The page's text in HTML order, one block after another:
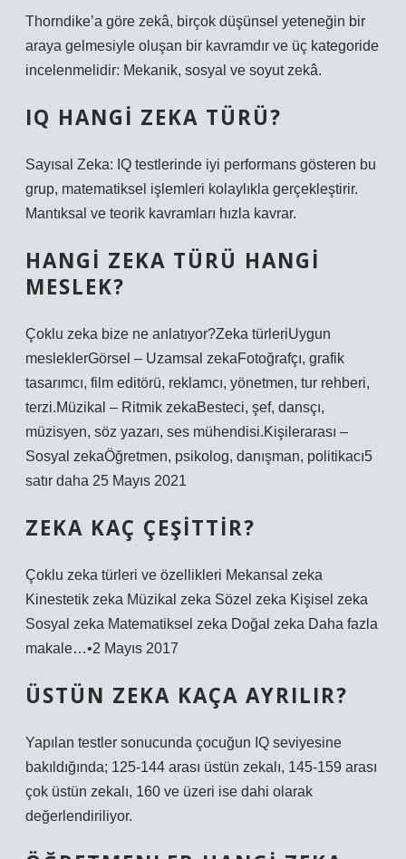
Thorndike’a göre zekâ, birçok düşünsel yeteneğin bir
araya gelmesiyle oluşan bir kavramdır ve üç kategoride
incelenmelidir: Mekanik, sosyal ve soyut zekâ.
IQ HANGI ZEKA TÜRÜ?
Sayısal Zeka: IQ testlerinde iyi performans gösteren bu
grup, matematiksel işlemleri kolaylıkla gerçekleştirir.
Mantıksal ve teorik kavramları hızla kavrar.
HANGI ZEKA TÜRÜ HANGI
MESLEK?
Çoklu zeka bize ne anlatıyor?Zeka türleriUygun
mesleklerGörsel – Uzamsal zekaFotoğrafçı, grafik
tasarımcı, film editörü, reklamcı, yönetmen, tur rehberi,
terzi.Müzikal – Ritmik zekaBesteci, şef, dansçı,
müzisyen, söz yazarı, ses mühendisi.Kişilerarası –
Sosyal zekaÖğretmen, psikolog, danışman, politikacı5
satır daha 25 Mayıs 2021
ZEKA KAÇ ÇEŞITTIR?
Çoklu zeka türleri ve özellikleri Mekansal zeka
Kinestetik zeka Müzikal zeka Sözel zeka Kişisel zeka
Sosyal zeka Matematiksel zeka Doğal zeka Daha fazla
makale…•2 Mayıs 2017
ÜSTÜN ZEKA KAÇA AYRILIR?
Yapılan testler sonucunda çocuğun IQ seviyesine
bakıldığında; 125-144 arası üstün zekalı, 145-159 arası
çok üstün zekalı, 160 ve üzeri ise dahi olarak
değerlendiriliyor.